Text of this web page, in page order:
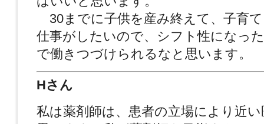
30までに子供を産み終えて、子育
仕事がしたいので、シフト性になっ
で働きつづけられるなと思います。
Hさん
私は薬剤師は、患者の立場により近